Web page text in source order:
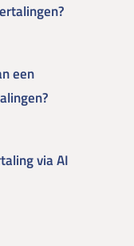
een
via AI